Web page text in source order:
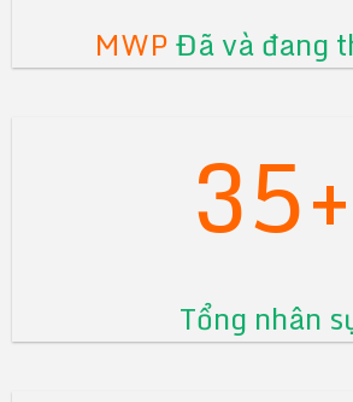
MWPĐã và đang
35+
Tổng nhân